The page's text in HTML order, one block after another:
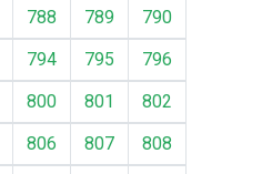
788 789
790
794 795
796
800 801
802
806 807
808